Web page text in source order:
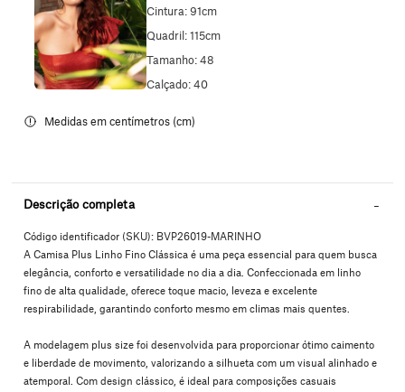
Cintura: 91cm
Quadril: 115cm
Tamanho: 48
Calçado: 40
Descrição completa
Código identificador (SKU): BVP26019-MARINHO
A Camisa Plus Linho Fino Clássica é uma peça essencial para quem busca
elegância, conforto e versatilidade no dia a dia. Confeccionada em linho
fino de alta qualidade, oferece toque macio, leveza e excelente
respirabilidade, garantindo conforto mesmo em climas mais quentes.
A modelagem plus size foi desenvolvida para proporcionar ótimo caimento
e liberdade de movimento, valorizando a silhueta com um visual alinhado e
atemporal. Com design clássico, é ideal para composições casuais